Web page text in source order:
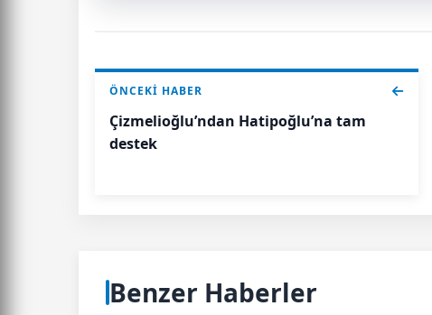
ÖNCEKI HABER
Çizmelioğlu’ndan Hatipoğlu’na tam
destek
Benzer Haberler